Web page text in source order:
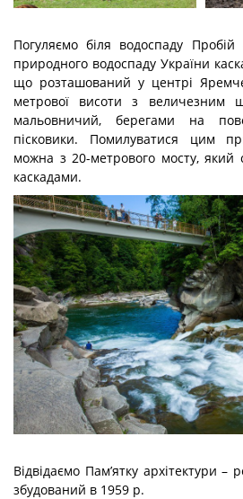
Погуляємо біля водоспаду
природного водоспаду України
що розташований у центрі
метрової висоти з величезним
мальовничий, берегами на
пісковики. Помилуватися цим
можна з 20-метрового мосту,
каскадами.
Відвідаємо Пам’ятку архітектури –
збудований в 1959 р.